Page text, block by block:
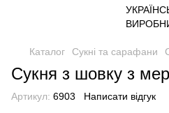
Каталог Сукні та сарафани
Сукня з шовку з
Артикул: 6903 Написати відгук